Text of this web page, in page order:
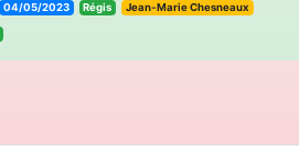
04/05/2023 sigéR Jean-Marie Chesneaux